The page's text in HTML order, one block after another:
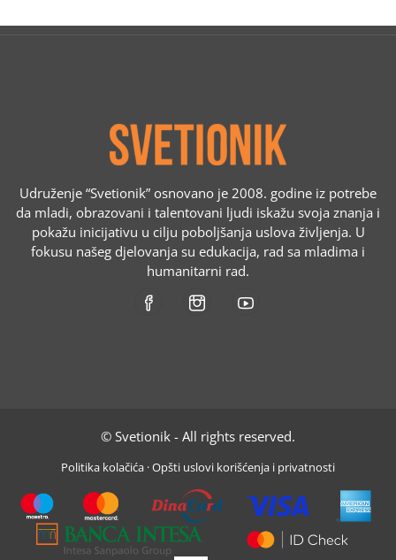
Udruženje “Svetionik” osnovano je 2008. godine iz potrebe
da mladi, obrazovani i talentovani ljudi iskažu svoja znanja i
pokažu inicijativu u cilju poboljšanja uslova življenja. U
fokusu našeg djelovanja su edukacija, rad sa mladima i
humanitarni rad.
© Svetionik - All rights reserved.
Politika kolačića ·Opšti uslovi korišćenja i privatnosti